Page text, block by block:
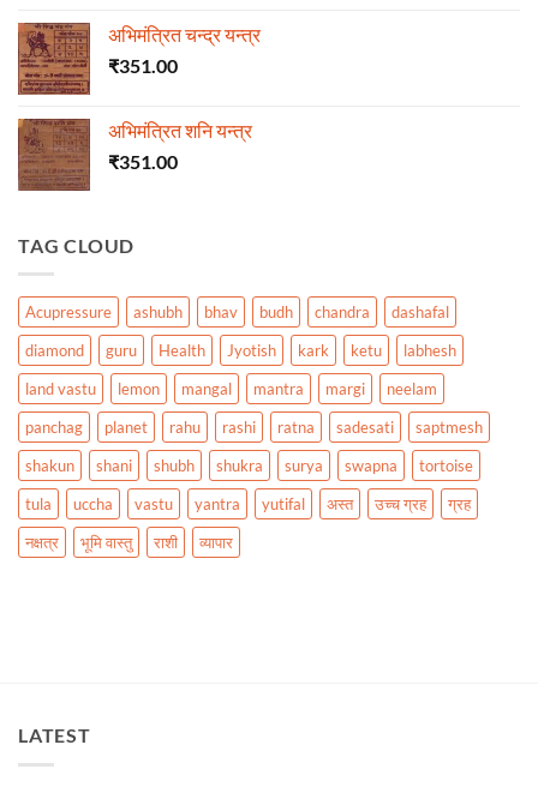
अभिमंत्रित चन्द्र यन्त्र
₹351.00
अभिमंत्रित शनि यन्त्र
₹351.00
TAG CLOUD
Acupressure ashubh bhav budh chandra
dashafal
diamond
guru Health Jyotish kark ketu
labhesh
land vastu
lemon mangal mantra margi
neelam
panchag
planet rahu rashi ratna sadesati
saptmesh
shakun
shani shubh shukra surya swapna
tortoise
tula
uccha vastu yantra yutifal अस्त उच्च ग्रह
ग्रह
नक्षत्र
भूमि वास्तु राशी व्यापार
LATEST